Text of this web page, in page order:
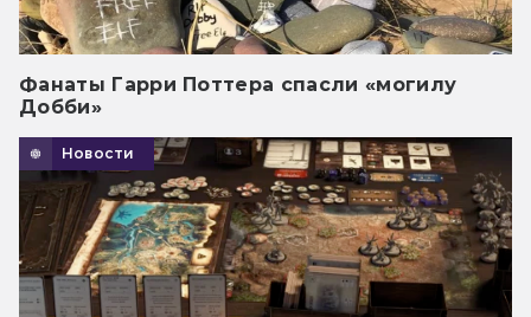
Фанаты Гарри Поттера спасли «могилу
Добби»
Новости